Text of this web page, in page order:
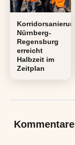
Korridorsanierung
Nürnberg-
Regensburg
erreicht
Halbzeit im
Zeitplan
Kommentare